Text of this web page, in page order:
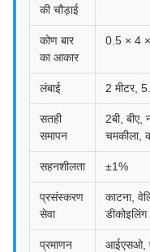
की चौड़ाई
कोण बार
का आकार
0.5 × 4 ×
लंबाई 2 मीटर,
सतही
समापन
2बी,
चमकीला,
सहनशीलता ±1%
प्रसंस्करण
सेवा
काटना,
प्रमाणन आईएसओ,